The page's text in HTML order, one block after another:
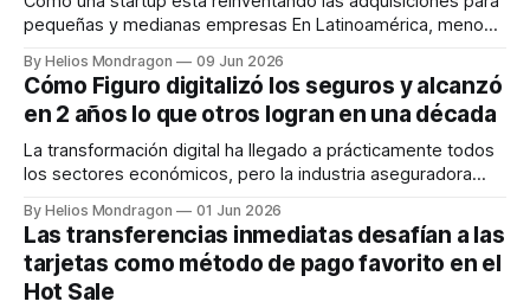
pequeñas y medianas empresas En Latinoamérica, menos
adquiridas. La mayoría simplemente cierra, sin opciones de
salida, sin liquidez, sin continuidad. Adquiere es la firma de
M&A nativa de IA que
By Helios Mondragon 09 Jun 2026
Cómo Figuro digitalizó los seguros y alcanzó
en 2 años lo que otros logran en una década
La transformación digital ha llegado a prácticamente todos
los sectores económicos, pero la industria aseguradora
con procesos manuales, sistemas heredados y
experiencias de usuario poco eficientes. En este escenario,
Figuro emerge como una startup latinoamericana que busca
modernizar la forma en que aseguradoras, agentes y
By Helios Mondragon 01 Jun 2026
Las transferencias inmediatas desafían a las
tarjetas como método de pago favorito en el
Hot Sale